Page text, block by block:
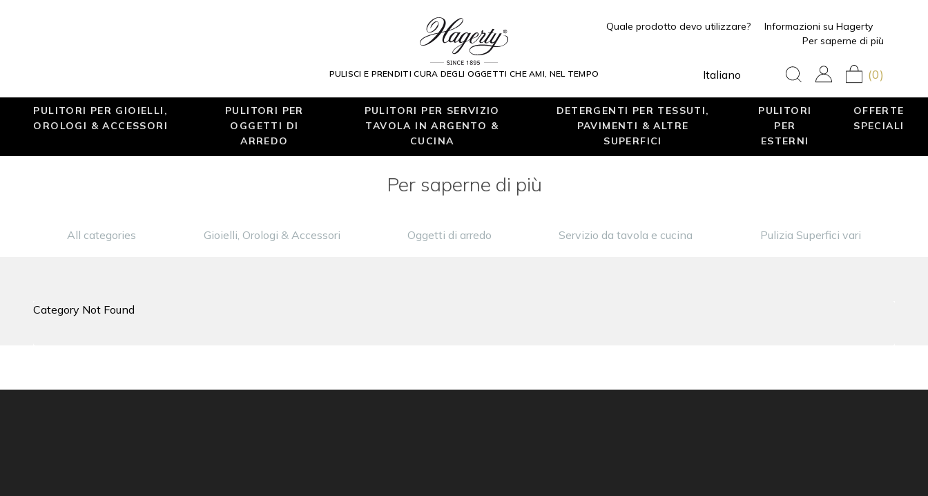
PULISCI E PRENDITI CURA DEGLI OGGETTI CHE AMI, NEL TEMPO
Quale prodotto devo utilizzare?
Informazioni su Hagerty
Per saperne di più
Italiano (0)
PULITORI PER GIOIELLI,
OROLOGI & ACCESSORI
PULITORI PER
OGGETTI DI
ARREDO
PULITORI PER SERVIZIO
TAVOLA IN ARGENTO &
CUCINA
DETERGENTI PER TESSUTI,
PAVIMENTI & ALTRE
SUPERFICI
PULITORI
PER
ESTERNI
OFFERTE
SPECIALI
Per saperne di più
All categories Gioielli, Orologi & Accessori Oggetti di arredo Servizio da tavola e cucina Pulizia Superfici vari
Category Not Found